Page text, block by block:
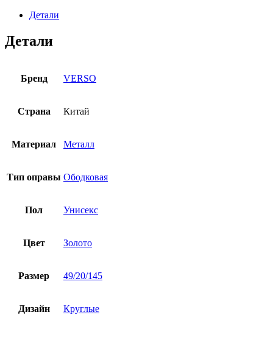
Детали
Детали
Бренд VERSO
Страна Китай
Материал Металл
Тип оправы Ободковая
Пол Унисекс
Цвет Золото
Размер 49/20/145
Дизайн Круглые